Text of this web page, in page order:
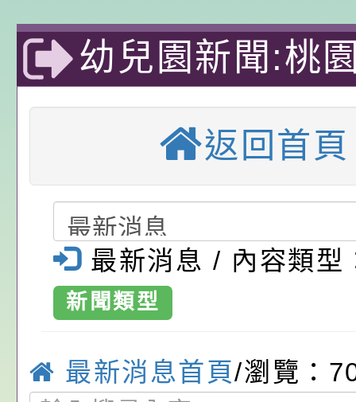
「愛『原原』不絕-
樂會」、「邁向下一
列講座及成長團體」
赴陸應申請許可一案
期第1次第7-9招代課
甄選公告
本校「115學年度國
校課程計畫」核定一
轉知教育部國民及學
辦理「115年度教育
前教育署辦理性別
置課程與教學人才庫
畫」一案， 請教師
請，請查照。
公告:桃園市政府腸
施問答集
轉知:桃園市交通局
減碳存摺2.0」全民
桃園市政府家庭教育
年度祖孫樂淘桃－祖
祝活動」海報電子檔
位協助鼓勵所屬同仁
名參加，請查照
轉知有關銓敘部建置
員退休所得重審後實
算器」，公立學校退
檢送財團法人台灣優
發展協會辦理115年
一案，請查照。
桃園市政府家庭教育
電影營」、「祖孫樂
員會函釋公務員留職
中興國民小學115學
幼兒園新聞:桃
區中興國民小
兒園 113學年
期定期契約進
保員甄選簡章-
溪區中興國民
教育國小
返回首頁
最新消息 / 內容類型
新聞類型
最新消息首頁/瀏覽：